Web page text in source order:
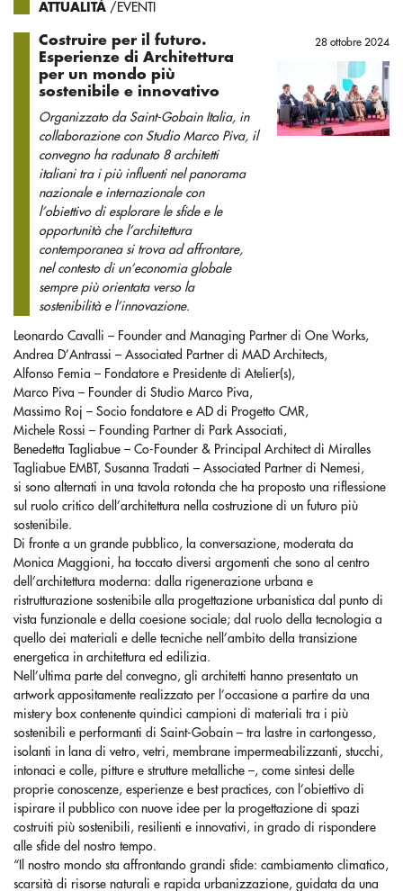
ATTUALITÀ /EVENTI
Costruire per il futuro.
Esperienze di Architettura
per un mondo più
sostenibile e innovativo
Organizzato da Saint-Gobain Italia, in
collaborazione con Studio Marco Piva, il
convegno ha radunato 8 architetti
italiani tra i più influenti nel panorama
nazionale e internazionale con
l’obiettivo di esplorare le sfide e le
opportunità che l’architettura
contemporanea si trova ad affrontare,
nel contesto di un’economia globale
sempre più orientata verso la
sostenibilità e l’innovazione.
28 ottobre 2024
Leonardo Cavalli – Founder and Managing Partner di One Works,
Andrea D’Antrassi – Associated Partner di MAD Architects,
Alfonso Femia – Fondatore e Presidente di Atelier(s),
Marco Piva – Founder di Studio Marco Piva,
Massimo Roj – Socio fondatore e AD di Progetto CMR,
Michele Rossi – Founding Partner di Park Associati,
Benedetta Tagliabue – Co-Founder & Principal Architect di Miralles
Tagliabue EMBT, Susanna Tradati – Associated Partner di Nemesi,
si sono alternati in una tavola rotonda che ha proposto una riflessione
sul ruolo critico dell’architettura nella costruzione di un futuro più
sostenibile.
Di fronte a un grande pubblico, la conversazione, moderata da
Monica Maggioni, ha toccato diversi argomenti che sono al centro
dell’architettura moderna: dalla rigenerazione urbana e
ristrutturazione sostenibile alla progettazione urbanistica dal punto di
vista funzionale e della coesione sociale; dal ruolo della tecnologia a
quello dei materiali e delle tecniche nell’ambito della transizione
energetica in architettura ed edilizia.
Nell’ultima parte del convegno, gli architetti hanno presentato un
artwork appositamente realizzato per l’occasione a partire da una
mistery box contenente quindici campioni di materiali tra i più
sostenibili e performanti di Saint-Gobain – tra lastre in cartongesso,
isolanti in lana di vetro, vetri, membrane impermeabilizzanti, stucchi,
intonaci e colle, pitture e strutture metalliche –, come sintesi delle
proprie conoscenze, esperienze e best practices, con l’obiettivo di
ispirare il pubblico con nuove idee per la progettazione di spazi
costruiti più sostenibili, resilienti e innovativi, in grado di rispondere
alle sfide del nostro tempo.
“Il nostro mondo sta affrontando grandi sfide: cambiamento climatico,
scarsità di risorse naturali e rapida urbanizzazione, guidata da una